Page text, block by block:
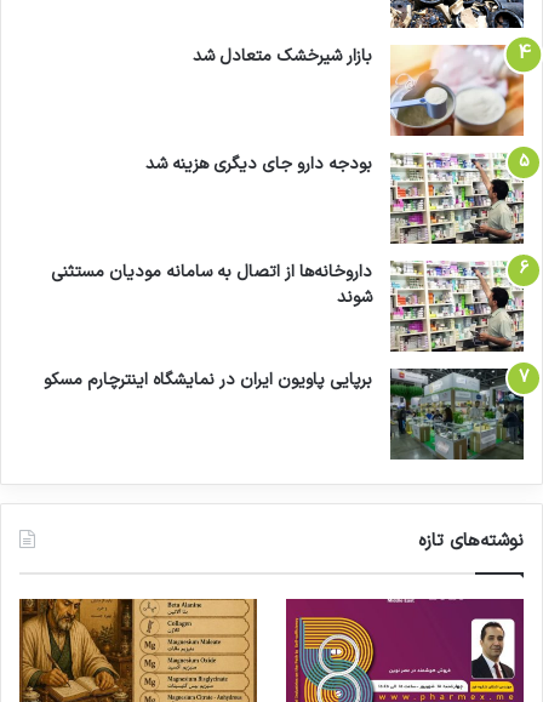
بازار شیرخشک متعادل شد
بودجه دارو جای دیگری هزینه شد
داروخانه‌ها از اتصال به سامانه مودیان مستثنی
شوند
برپایی پاویون ایران در نمایشگاه اینترچارم مسکو
نوشته‌های تازه